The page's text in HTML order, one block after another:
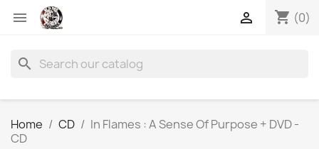
 shopping_cart (0)

search
Home CD
In Flames : A Sense Of Purpose + DVD -
CD